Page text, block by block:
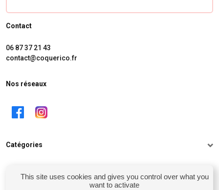
Contact
06 87 37 21 43
contact@coquerico.fr
Nos réseaux
Catégories
This site uses cookies and gives you control over what you
want to activate